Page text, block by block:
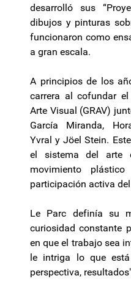
desarrolló sus
dibujos y pinturas
funcionaron como
a gran escala.
A principios de los
carrera al cofundar
Arte Visual (GRAV)
García Miranda,
Yvral y Jöel Stein.
el sistema del arte
movimiento
participación activa
Le Parc definía su
curiosidad constante
en que el trabajo sea
le intriga lo que
perspectiva,